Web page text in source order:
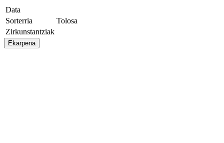
Data
Sorterria
Tolosa
Zirkunstantziak